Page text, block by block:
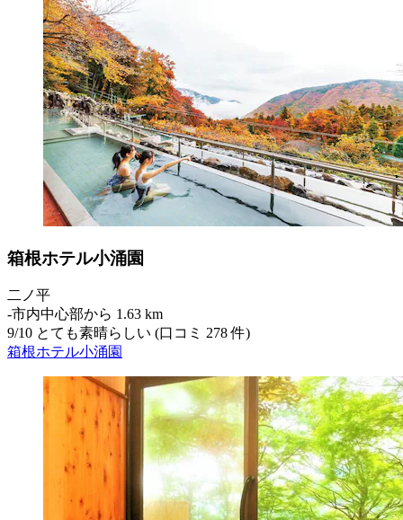
箱根ホテル小涌園
二ノ平
‐市内中心部から 1.63 km
9/10 とても素晴らしい (口コミ 278 件)
箱根ホテル小涌園